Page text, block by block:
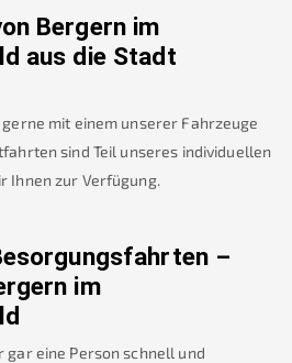
Bergern im
aus die Stadt
mit einem unserer Fahrzeuge
sind Teil unseres individuellen
Ihnen zur Verfügung.
–
im
gar eine Person schnell und